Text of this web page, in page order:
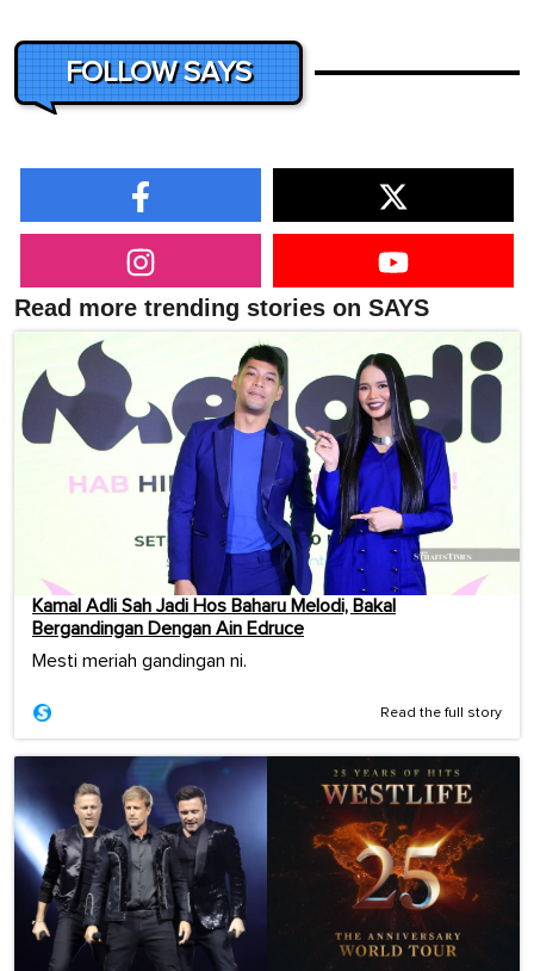
FOLLOW SAYS
Read more trending stories on SAYS
Kamal Adli Sah Jadi Hos Baharu Melodi, Bakal
Bergandingan Dengan Ain Edruce
Mesti meriah gandingan ni.
Read the full story